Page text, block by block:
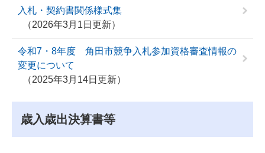
入札・契約書関係様式集
2026年3月1日更新
令和7・8年度 角田市競争入札参加資格審査情報の
変更について
2025年3月14日更新
歳入歳出決算書等